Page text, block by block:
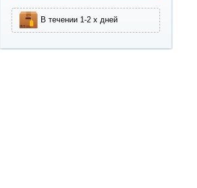
В течении 1-2 х дней